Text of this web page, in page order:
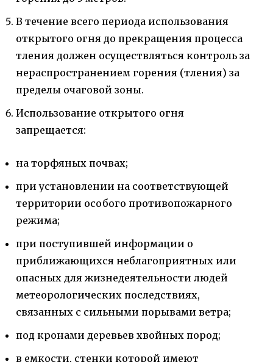
В течение всего периода использования
открытого огня до прекращения процесса
тления должен осуществляться контроль за
нераспространением горения (тления) за
пределы очаговой зоны.
Использование открытого огня
запрещается:
на торфяных почвах;
при установлении на соответствующей
территории особого противопожарного
режима;
при поступившей информации о
приближающихся неблагоприятных или
опасных для жизнедеятельности людей
метеорологических последствиях,
связанных с сильными порывами ветра;
под кронами деревьев хвойных пород;
в емкости, стенки которой имеют